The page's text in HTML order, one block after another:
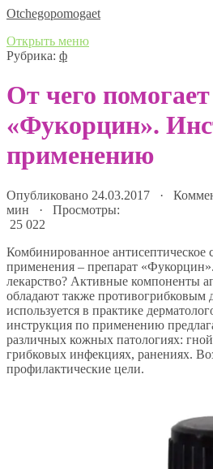
Оtchegopomogaet
Открыть меню
Рубрика: ф
От чего помогает
«Фукорцин».
применению
Опубликовано 24.03.2017 ·
мин · Просмотры:
25 022
Комбинированное антисептическое
применения – препарат
лекарство? Активные компоненты
обладают также противогрибковым
используется в практике
инструкция по применению
различных кожных патологиях:
грибковых инфекциях, ранениях.
профилактические цели.